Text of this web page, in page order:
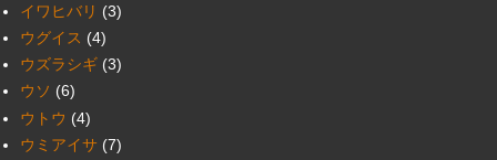
イワヒバリ (3)
ウグイス (4)
ウズラシギ (3)
ウソ (6)
ウトウ (4)
ウミアイサ (7)